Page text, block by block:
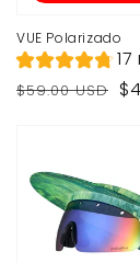
VUE Polarizado
Precio
$59.00 USD
Precio